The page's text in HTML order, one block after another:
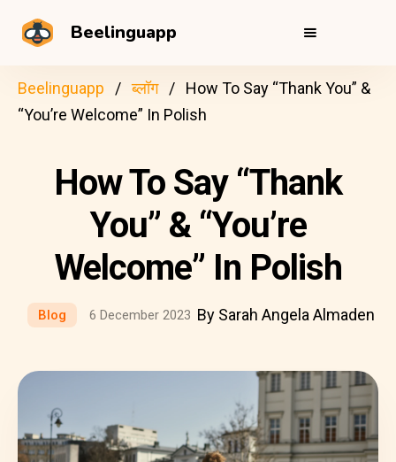
Beelinguapp
Beelinguapp ब्लॉग
How To Say “Thank You” &
“You’re Welcome” In Polish
How To Say “Thank
You” & “You’re
Welcome” In Polish
Blog 6 December 2023 By Sarah Angela Almaden